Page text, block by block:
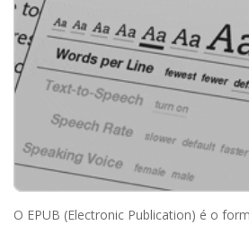
O EPUB (Electronic Publication) é o